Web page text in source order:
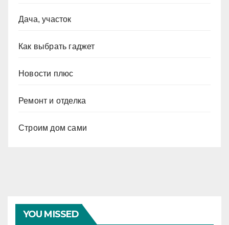
Дача, участок
Как выбрать гаджет
Новости плюс
Ремонт и отделка
Строим дом сами
YOU MISSED